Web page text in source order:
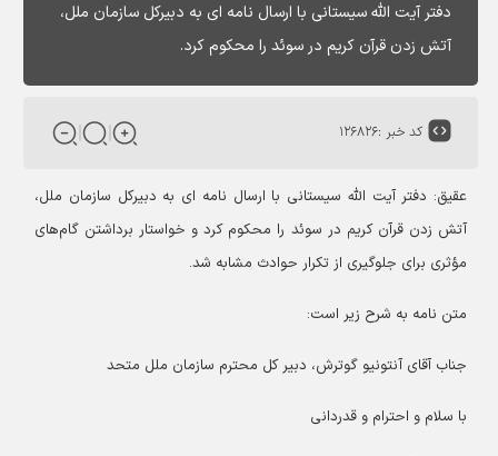
دفتر آیت الله سیستانی با ارسال نامه ای به دبیرکل سازمان ملل،
آتش زدن قرآن کریم در سوئد را محکوم کرد.
کد خبر :۱۲۶۸۲۶
عقیق: دفتر آیت الله سیستانی با ارسال نامه ای به دبیرکل سازمان ملل،
آتش زدن قرآن کریم در سوئد را محکوم کرد و خواستار برداشتن گام‌های
مؤثری برای جلوگیری از تکرار حوادث مشابه شد.
متن نامه به شرح زیر است:
جناب آقای آنتونیو گوترش، دبیر کل محترم سازمان ملل متحد
با سلام و احترام و قدردانی